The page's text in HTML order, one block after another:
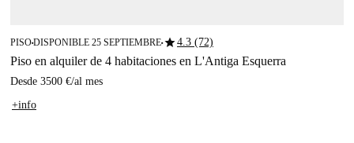
PISO■DISPONIBLE 25 SEPTIEMBRE■star4.3 (72)
Piso en alquiler de 4 habitaciones en L'Antiga Esquerra
Desde 3500 €/al mes
+info